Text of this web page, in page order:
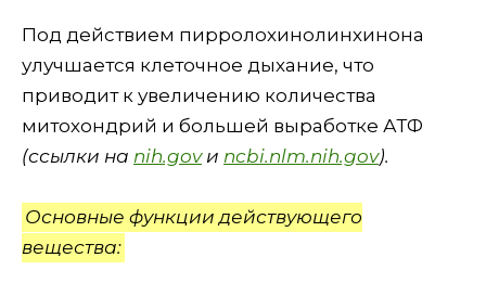
Под действием пирролохинолинхинона
улучшается клеточное дыхание, что
приводит к увеличению количества
митохондрий и большей выработке АТФ
(ссылки на nih.govи ncbi.nlm.nih.gov).
Основные функции действующего
вещества: